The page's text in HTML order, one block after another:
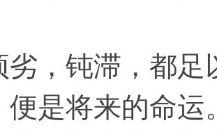
钝滞，都足
便是将来的命